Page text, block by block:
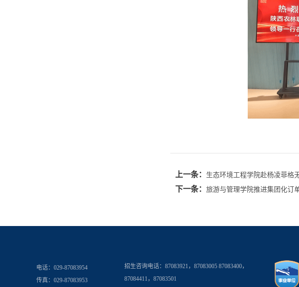
上一条： 生态环境工程学院赴杨凌菲格
下一条： 旅游与管理学院推进集团化订
电话：029-87083954
传真：029-87083953
招生咨询电话： 87083921，87083005 87083400，
87084411，87083501